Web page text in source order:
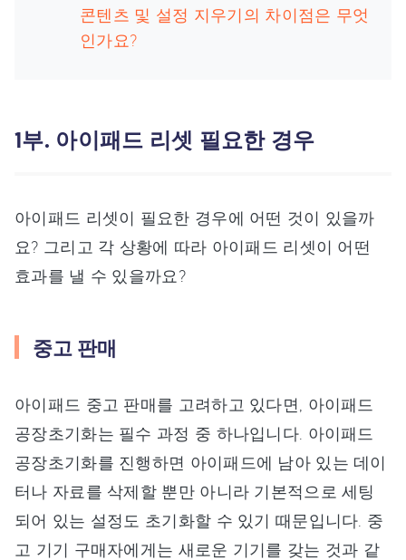
콘텐츠 및 설정 지우기의 차이점은 무엇
인가요?
1부. 아이패드 리셋 필요한 경우
아이패드 리셋이 필요한 경우에 어떤 것이 있을까
요? 그리고 각 상황에 따라 아이패드 리셋이 어떤
효과를 낼 수 있을까요?
중고 판매
아이패드 중고 판매를 고려하고 있다면, 아이패드
공장초기화는 필수 과정 중 하나입니다. 아이패드
공장초기화를 진행하면 아이패드에 남아 있는 데이
터나 자료를 삭제할 뿐만 아니라 기본적으로 세팅
되어 있는 설정도 초기화할 수 있기 때문입니다. 중
고 기기 구매자에게는 새로운 기기를 갖는 것과 같